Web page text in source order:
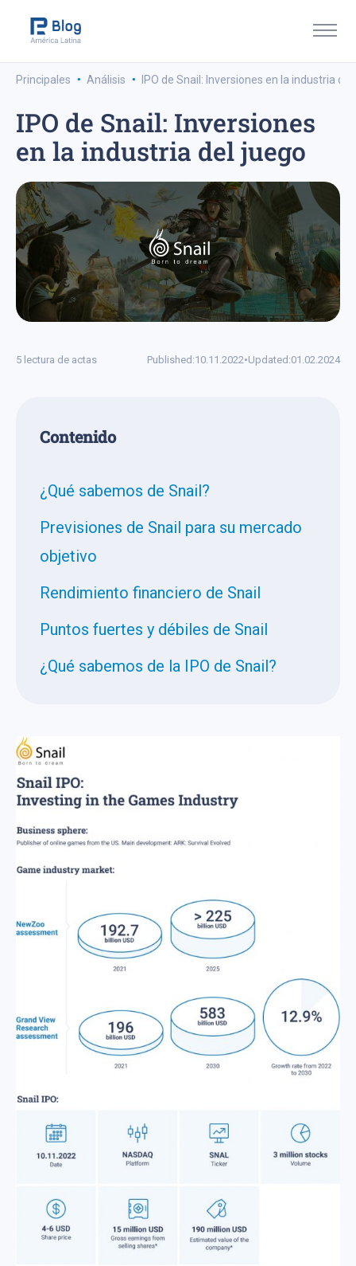
Principales · Análisis · IPO de Snail: Inversiones en la industria
IPO de Snail: Inversiones
en la industria del juego
5 lectura de actas Published:10.11.2022•Updated:01.02.2024
Сontenido
¿Qué sabemos de Snail?
Previsiones de Snail para su mercado
objetivo
Rendimiento financiero de Snail
Puntos fuertes y débiles de Snail
¿Qué sabemos de la IPO de Snail?